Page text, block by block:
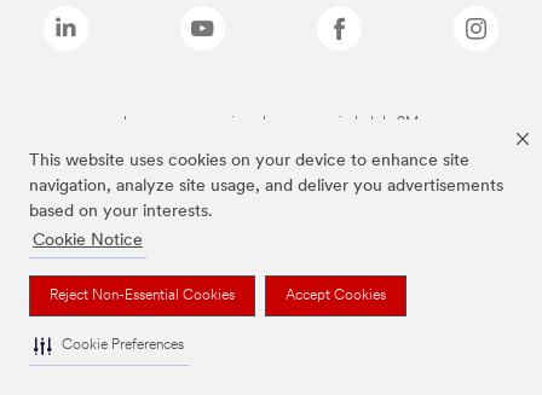
This website uses cookies on your device to enhance site
navigation, analyze site usage, and deliver you advertisements
based on your interests.
Cookie Notice
Reject Non-Essential Cookies Accept Cookies
Cookie Preferences
Las marcas mencionadas son propiedad de 3M